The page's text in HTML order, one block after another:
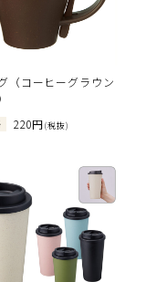
（コーヒーグラウン
220円(税抜)